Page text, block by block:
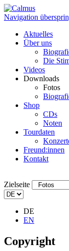
Navigation
Aktuelles
Über uns
Die
Videos
Downloads
Fotos
Shop
CDs
Noten
Tourdaten
Freund:innen
Kontakt
Zielseite
DE
EN
Copyright